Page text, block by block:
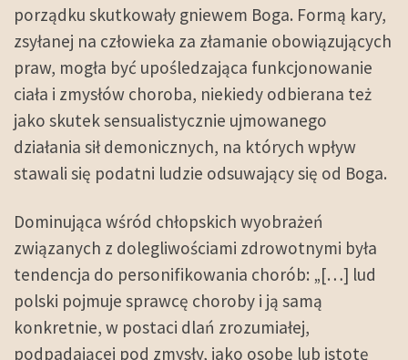
porządku skutkowały gniewem Boga. Formą kary,
zsyłanej na człowieka za złamanie obowiązujących
praw, mogła być upośledzająca funkcjonowanie
ciała i zmysłów choroba, niekiedy odbierana też
jako skutek sensualistycznie ujmowanego
działania sił demonicznych, na których wpływ
stawali się podatni ludzie odsuwający się od Boga.
Dominująca wśród chłopskich wyobrażeń
związanych z dolegliwościami zdrowotnymi była
tendencja do personifikowania chorób: „[…] lud
polski pojmuje sprawcę choroby i ją samą
konkretnie, w postaci dlań zrozumiałej,
podpadającej pod zmysły, jako osobę lub istotę